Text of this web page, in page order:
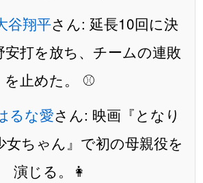
谷翔平さん: 延長10回に決
安打を放ち、チームの連敗
を止めた。 ⚾
るな愛さん: 映画『となり
ちゃん』で初の母親役を
演じる。👩